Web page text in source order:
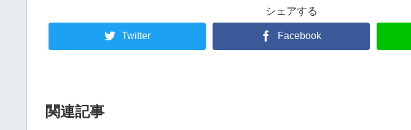
シェアする
Twitter Facebook
関連記事